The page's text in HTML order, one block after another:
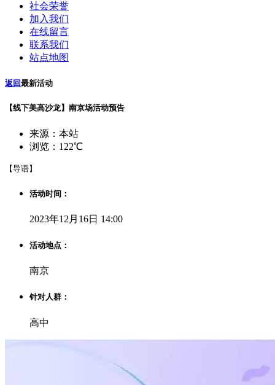
社会荣誉
加入我们
在线留言
联系我们
站点地图
返回最新活动
【线下美高沙龙】南京场活动预告
来源：本站
浏览：122℃
【导语】
活动时间：
2023年12月16日 14:00
活动地点：
南京
针对人群：
高中